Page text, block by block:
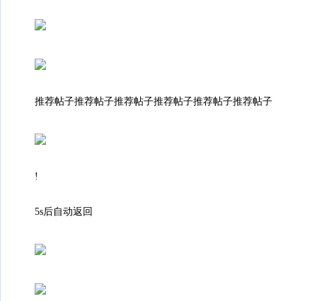
推荐帖子推荐帖子推荐帖子推荐帖子推荐帖子推荐帖子
!
5s后自动返回